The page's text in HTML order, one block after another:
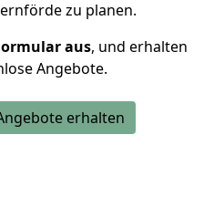
zu planen.
aus, und erhalten
Angebote.
erhalten